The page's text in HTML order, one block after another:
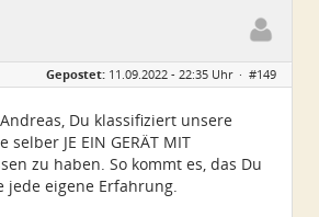
Gepostet: 11.09.2022 - 22:35 Uhr · #149
Du klassifiziert unsere
selber JE EIN GERÄT MIT
zu haben. So kommt es, das Du
eigene Erfahrung.